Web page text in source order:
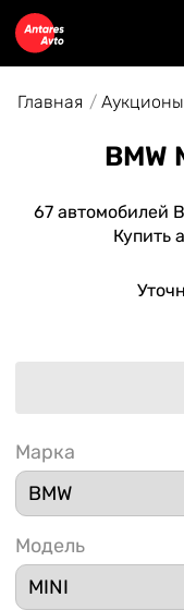
Главная
BMW
67 автомобилей
Купить
Марка
Модель